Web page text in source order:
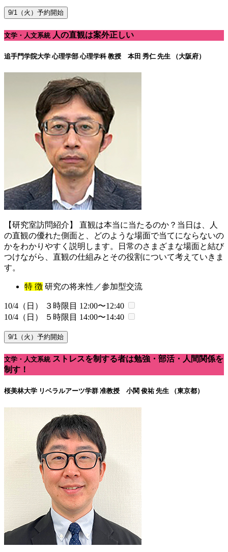
9/1（火）予約開始
文学・人文系統 人の直観は案外正しい
追手門学院大学 心理学部 心理学科 教授 本田 秀仁 先生 （大阪府）
【研究室訪問紹介】 直観は本当に当たるのか？当日は、人
の直観の優れた側面と、どのような場面で当てにならないの
かをわかりやすく説明します。日常のさまざまな場面と結び
つけながら、直観の仕組みとその役割について考えていきま
す。
特 徴 研究の将来性／参加型交流
10/4（日） ３時限目 12:00〜12:40
10/4（日） ５時限目 14:00〜14:40
9/1（火）予約開始
文学・人文系統 ストレスを制する者は勉強・部活・人間関係を
制す！
桜美林大学 リベラルアーツ学群 准教授 小関 俊祐 先生 （東京都）